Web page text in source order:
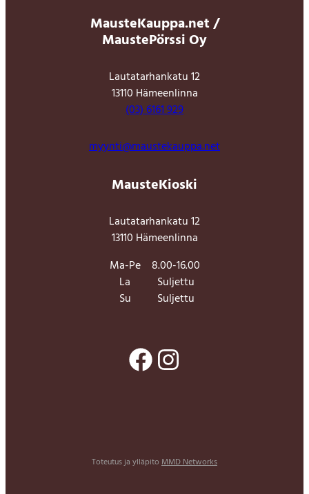
MausteKauppa.net /
MaustePörssi Oy
Lautatarhankatu 12
13110 Hämeenlinna
(03) 6161 929
myynti@maustekauppa.net
MausteKioski
Lautatarhankatu 12
13110 Hämeenlinna
Ma-Pe
8.00-16.00
La
Suljettu
Su
Suljettu
Facebook Instagram
Toteutus ja ylläpito MMD Networks